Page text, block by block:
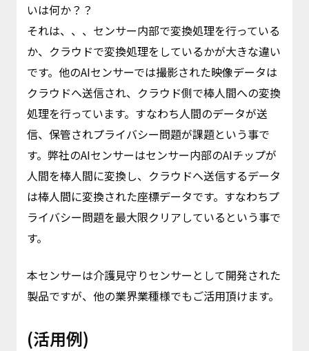
いは何か？？
それは、、、センサー内部で変換処理を行っている
か、クラウドで変換処理をしているかが大きな違い
です。他のAIセンサーでは撮影された映像データは
クラウドへ送信され、クラウド側で棒人間への変換
処理を行っています。すなわち人間のデータが送
信、保管されプライバシー問題が課題という事で
す。弊社のAIセンサーはセンサー内部のAIチップが
人間を棒人間に変換し、クラウドへ送信するデータ
は棒人間に変換された座標データです。すなわちプ
ライバシー問題を最大限クリアしているという事で
す。
本センサーは介護見守りセンサーとして開発された
製品ですが、他の業界業種様でもご活用頂けます。
(活用例)